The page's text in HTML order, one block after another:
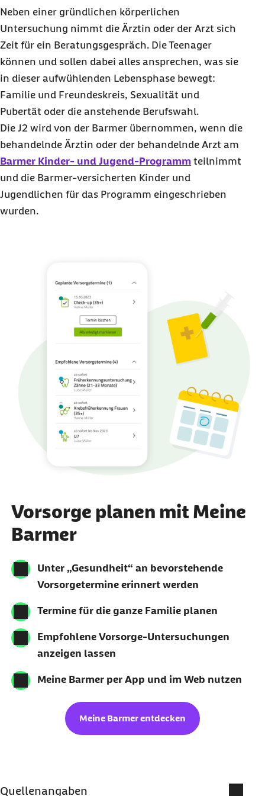
Neben einer gründlichen körperlichen
Untersuchung nimmt die Ärztin oder der Arzt sich
Zeit für ein Beratungsgespräch. Die Teenager
können und sollen dabei alles ansprechen, was sie
in dieser aufwühlenden Lebensphase bewegt:
Familie und Freundeskreis, Sexualität und
Pubertät oder die anstehende Berufswahl.
Die J2 wird von der Barmer übernommen, wenn die
behandelnde Ärztin oder der behandelnde Arzt am
Barmer Kinder- und Jugend-Programm teilnimmt
und die Barmer-versicherten Kinder und
Jugendlichen für das Programm eingeschrieben
wurden.
Vorsorge planen mit Meine
Barmer
Unter „Gesundheit“ an bevorstehende
Vorsorgetermine erinnert werden
Termine für die ganze Familie planen
Empfohlene Vorsorge-Untersuchungen
anzeigen lassen
Meine Barmer per App und im Web nutzen
Meine Barmer entdecken
Quellenangaben